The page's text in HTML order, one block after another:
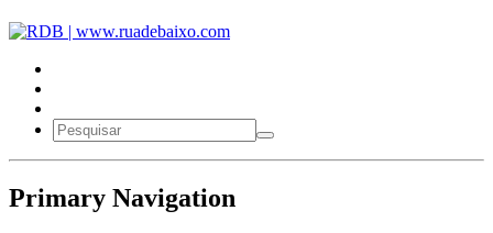
Primary Navigation